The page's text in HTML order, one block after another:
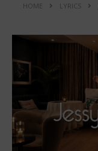
HOME LYRICS